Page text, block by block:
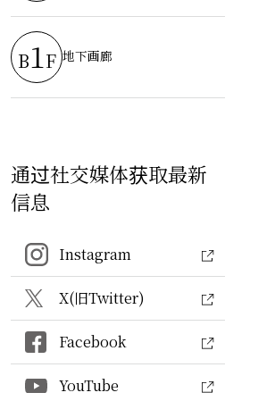
B1 F 地下画廊
通过社交媒体获取最新
信息
Instagram
X(旧Twitter)
Facebook
YouTube